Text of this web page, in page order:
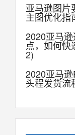
亚马逊图片
主图优化指
2020亚马
点，如何快
2)
2020亚马
头程发货流